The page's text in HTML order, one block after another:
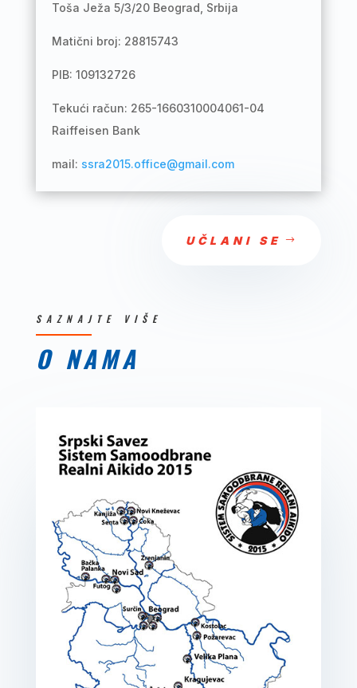
Toša Ježa 5/3/20 Beograd, Srbija
Matični broj: 28815743
PIB: 109132726
Tekući račun: 265-1660310004061-04
Raiffeisen Bank
mail: ssra2015.office@gmail.com
UČLANI SE
SAZNAJTE VIŠE
O NAMA